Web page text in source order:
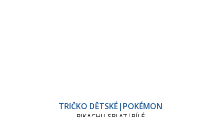
TRIČKO DĚTSKÉ|POKÉMON